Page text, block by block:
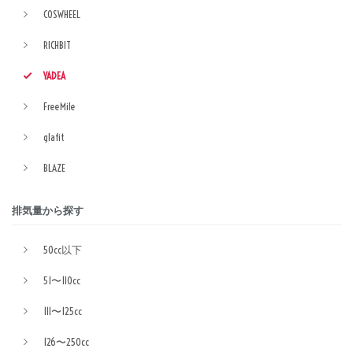
COSWHEEL
RICHBIT
YADEA
FreeMile
glafit
BLAZE
排気量から探す
50cc以下
51〜110cc
111〜125cc
126〜250cc